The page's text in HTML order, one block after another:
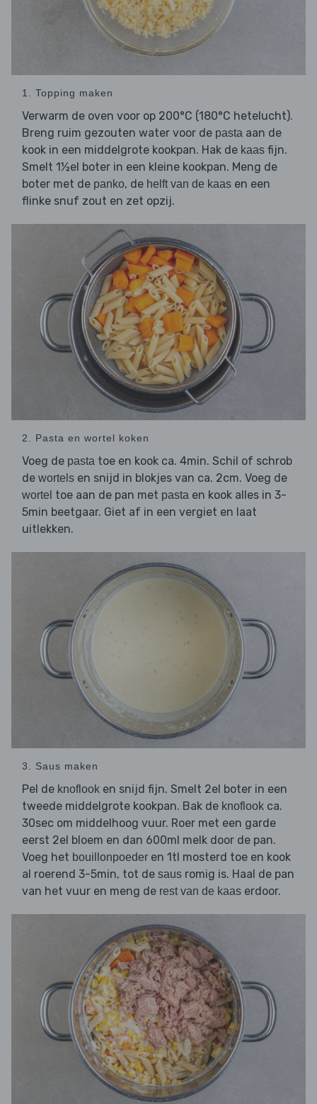
1. Topping maken
Verwarm de oven voor op 200°C (180°C hetelucht).
Breng ruim gezouten water voor de pasta aan de
kook in een middelgrote kookpan. Hak de kaas fijn.
Smelt 1½el boter in een kleine kookpan. Meng de
boter met de panko, de helft van de kaas en een
flinke snuf zout en zet opzij.
2. Pasta en wortel koken
Voeg de pasta toe en kook ca. 4min. Schil of schrob
de wortels en snijd in blokjes van ca. 2cm. Voeg de
wortel toe aan de pan met pasta en kook alles in 3-
5min beetgaar. Giet af in een vergiet en laat
uitlekken.
3. Saus maken
Pel de knoflook en snijd fijn. Smelt 2el boter in een
tweede middelgrote kookpan. Bak de knoflook ca.
30sec om middelhoog vuur. Roer met een garde
eerst 2el bloem en dan 600ml melk door de pan.
Voeg het bouillonpoeder en 1tl mosterd toe en kook
al roerend 3-5min, tot de saus romig is. Haal de pan
van het vuur en meng de rest van de kaas erdoor.